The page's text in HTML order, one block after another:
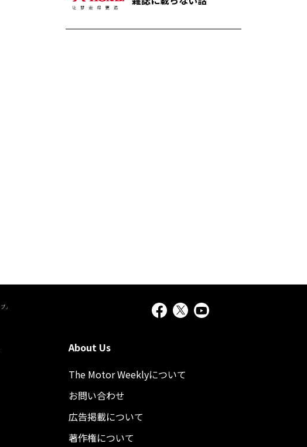
About Us
The Motor Weeklyについて
お問い合わせ
広告掲載について
著作権について